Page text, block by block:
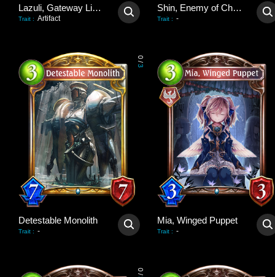
Lazuli, Gateway Liberator
Trait : Artifact
Shin, Enemy of Chaos
Trait : -
0
/
3
Detestable Monolith
Trait : -
Mia, Winged Puppet
Trait : -
0
/